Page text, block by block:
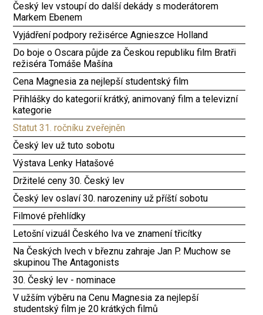
Český lev vstoupí do další dekády s moderátorem
Markem Ebenem
Vyjádření podpory režisérce Agnieszce Holland
Do boje o Oscara půjde za Českou republiku film Bratři
režiséra Tomáše Mašína
Cena Magnesia za nejlepší studentský film
Přihlášky do kategorií krátký, animovaný film a televizní
kategorie
Statut 31. ročníku zveřejněn
Český lev už tuto sobotu
Výstava Lenky Hatašové
Držitelé ceny 30. Český lev
Český lev oslaví 30. narozeniny už příští sobotu
Filmové přehlídky
Letošní vizuál Českého lva ve znamení třicítky
Na Českých lvech v březnu zahraje Jan P. Muchow se
skupinou The Antagonists
30. Český lev - nominace
V užším výběru na Cenu Magnesia za nejlepší
studentský film je 20 krátkých filmů